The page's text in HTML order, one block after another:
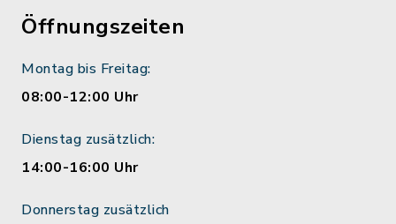
Öffnungszeiten
Montag bis Freitag:
08:00-12:00 Uhr
Dienstag zusätzlich:
14:00-16:00 Uhr
Donnerstag zusätzlich